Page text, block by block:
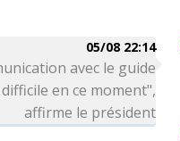
05/08 22:14
avec le guide
en ce moment",
affirme le président